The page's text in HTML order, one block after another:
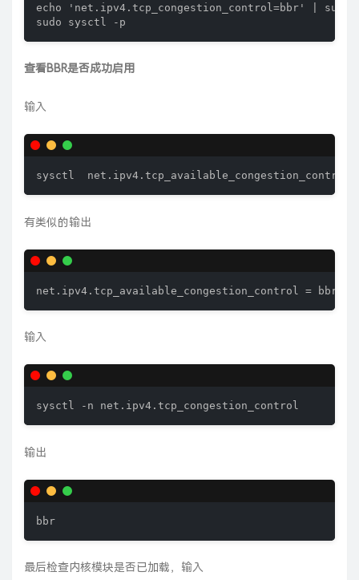
echo 'net.ipv4.tcp_congestion_control=bbr' |
sudo sysctl -p
查看BBR是否成功启用
输入
sysctl  net.ipv4.tcp_available_congestion_control
有类似的输出
net.ipv4.tcp_available_congestion_control = bbr
输入
sysctl -n net.ipv4.tcp_congestion_control
输出
bbr
最后检查内核模块是否已加载，输入